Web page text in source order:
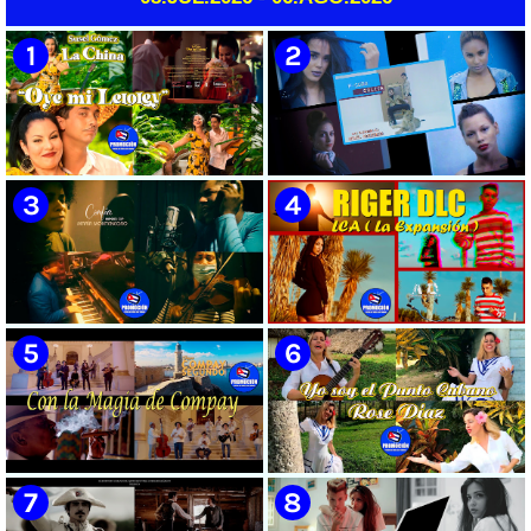
Cubana | Artistas Cubanos |
Instrumental | CUBA
Ignacio Agramonte y Loynaz /
Director: Rigoberto López Pego
/ ICAIC 👉 CUBA 👌
🟡 Susel Gómez (La China) ||
¨Oye Mi Leloley¨ || Director:
Onelio Jesús Larralde González
|| Música popular bailable
cubana || Videoclip || CUBA
🟡 F-CUBA - ¨Solita¨ -
Videoclip - Director: Asiel
Babastro
🟡 María Montenegro -
¨Confía¨ 📺 Videoclip. CUBA
🟡 Riger DLC || ¨LCA ( La
Expansión )¨ || Director: Dani
A.R || Música cubana || Videoclip
|| CUBA